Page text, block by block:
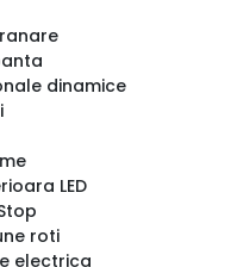
dinamice
LED
roti
electrica